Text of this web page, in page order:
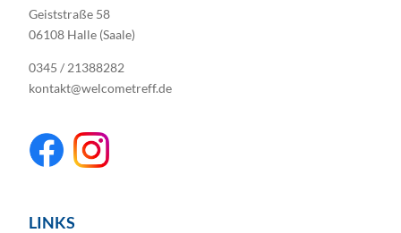
Geiststraße 58
06108 Halle (Saale)
0345 / 21388282
kontakt@welcometreff.de
LINKS